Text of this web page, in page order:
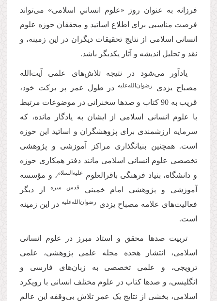
فرزانه به عنوان روز «علوم انسانیِ اسلامی» می‌تواند
فرصت مناسبی برای اطلاع اساتید و محققان حوزه علوم
انسانی اسلامی از نتایج تحقیقات دیگران در این زمینه، و
نقد و تحلیل اندیشه و آثار یكدیگر باشد.
یادآور می‌شود در نتیجه تلاش‌های علمی آیت‌الله
مصباح یزدی
رضوان‌الله‌علیه در طول عمر پر بركت خود،
قریب به 90 كتاب و صدها سخنرانی در موضوعات مرتبط
با علوم انسانی اسلامی از ایشان به یادگار مانده، كه
سرمایه ارزشمندی برای پژوهشگران و اساتید این حوزه
است. همچنین بنیانگذاری مراکز آموزشی و پژوهشی
تخصصی علوم انسانی اسلامی مانند دفتر همکاری حوزه
و دانشگاه، بنیاد فرهنگی باقرالعلوم علیه‌السلام، و مؤسسه
آموزشی و پژوهشی امام خمینی
قدس سره
از دیگر
فعالیت‌های علامه مصباح یزدی رضوان‌الله‌علیه در این زمینه
است.
تربیت صدها محقق و استاد مبرز در علوم انسانی
اسلامی، انتشار هجده مجله علمی پژوهشی، علمی
ترویجی، و علمی تخصصی به زبان‌های فارسی و
انگلیسی، و صدها کتاب در علوم مختلف انسانی با رویکرد
اسلامی، بخشی از نتایج یک عمر تلاش بی‌وقفه این عالم